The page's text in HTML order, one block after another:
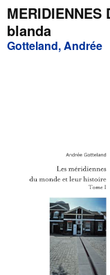
Consultar mis pedidos
Búsqueda avanzada
Comenzar a vender
Ayuda
MERIDIENNES
blanda
Gotteland, Andrée